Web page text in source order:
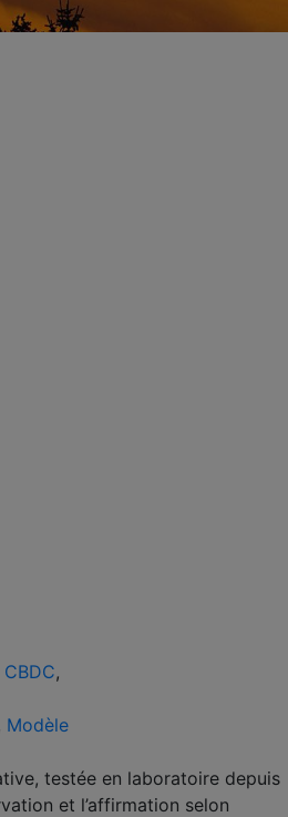
CBDC,
Modèle
testée en laboratoire depuis
et l’affirmation selon